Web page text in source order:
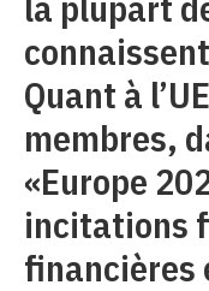
Quant à
membres,
«Europe
incitations
financières